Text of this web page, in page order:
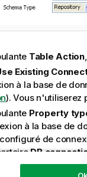
Table Action
Existing
à la base de
). Vous n'utiliserez
Property
à la base de
de
DB
sélectionné